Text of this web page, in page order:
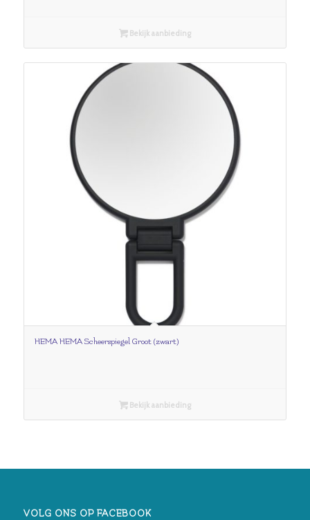
Bekijk aanbieding
HEMA HEMA Scheerspiegel Groot (zwart)
Bekijk aanbieding
VOLG ONS OP FACEBOOK